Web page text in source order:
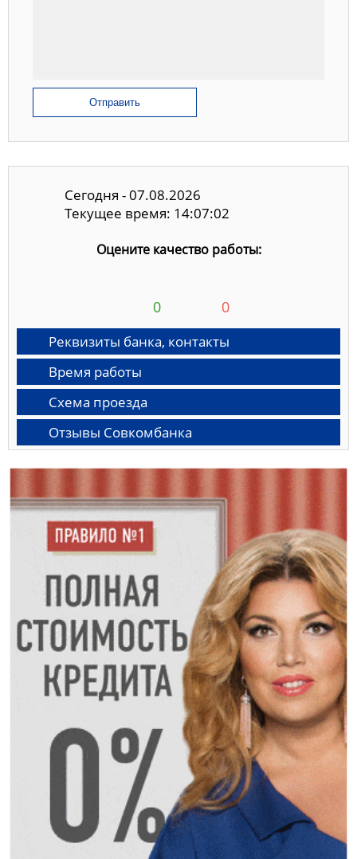
Отправить
Сегодня - 07.08.2026
Текущее время: 14:07:03
Оцените качество работы:
0 0
Реквизиты банка, контакты
Время работы
Схема проезда
Отзывы Совкомбанка